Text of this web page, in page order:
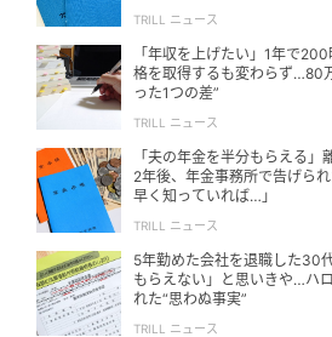
TRILL ニュース
「年収を上げたい」1年で
格を取得するも変わらず…80
った1つの差”
TRILL ニュース
「夫の年金を半分もらえる
2年後、年金事務所で告げら
早く知っていれば…」
TRILL ニュース
5年勤めた会社を退職した30
もらえない」と思いきや…ハ
れた“思わぬ事実”
TRILL ニュース